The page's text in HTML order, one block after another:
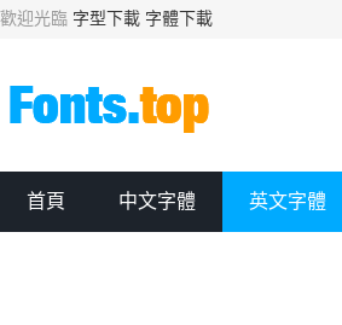
歡迎光臨 字型下載 字體下載
首頁 中文字體 英文字體